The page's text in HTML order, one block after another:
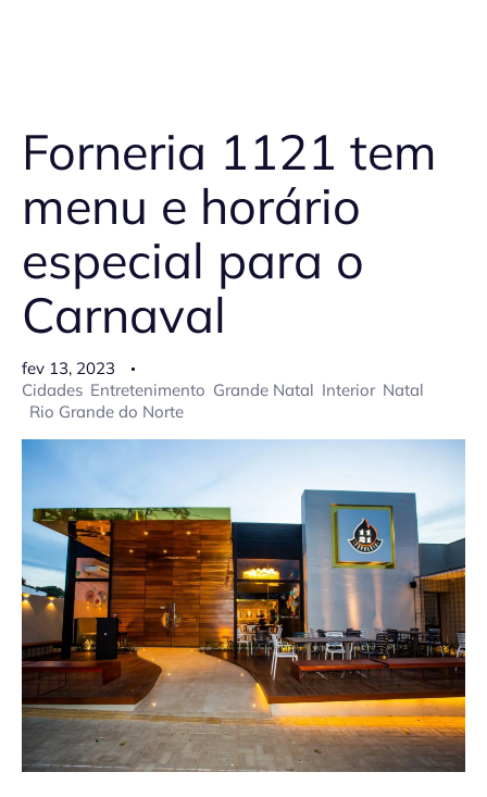
Forneria 1121 tem
menu e horário
especial para o
Carnaval
fev 13, 2023
Cidades Entretenimento Grande Natal Interior Natal
Rio Grande do Norte